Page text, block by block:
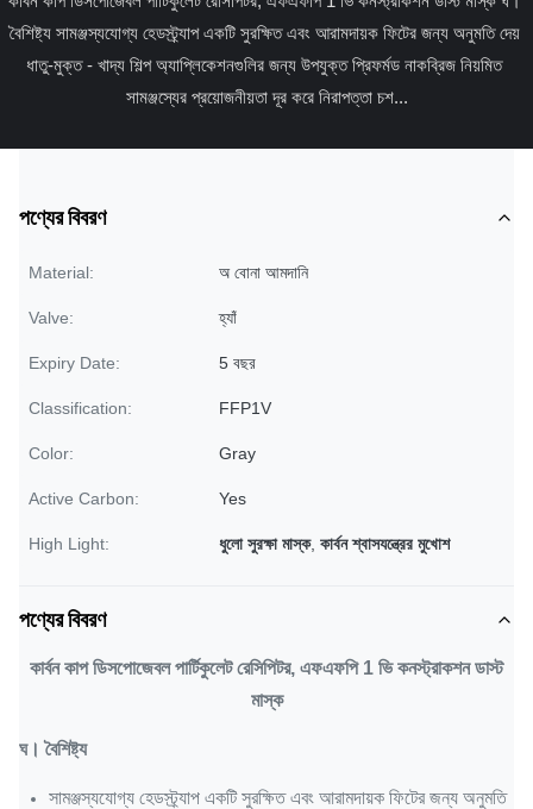
বৈশিষ্ট্য সামঞ্জস্যযোগ্য হেডস্ট্র্যাপ একটি সুরক্ষিত এবং আরামদায়ক ফিটের জন্য অনুমতি দেয়
ধাতু-মুক্ত - খাদ্য শিল্প অ্যাপ্লিকেশনগুলির জন্য উপযুক্ত প্রিফর্মড নাকব্রিজ নিয়মিত
সামঞ্জস্যের প্রয়োজনীয়তা দূর করে নিরাপত্তা চশ...
পণ্যের বিবরণ
Material: অ বোনা আমদানি
Valve: হ্যাঁ
Expiry Date: 5 বছর
Classification: FFP1V
Color: Gray
Active Carbon: Yes
High Light: ধুলো সুরক্ষা মাস্ক, কার্বন শ্বাসযন্ত্রের মুখোশ
পণ্যের বিবরণ
কার্বন কাপ ডিসপোজেবল পার্টিকুলেট রেসিপিটর, এফএফপি 1 ভি কনস্ট্রাকশন ডাস্ট
মাস্ক
ঘ। বৈশিষ্ট্য
সামঞ্জস্যযোগ্য হেডস্ট্র্যাপ একটি সুরক্ষিত এবং আরামদায়ক ফিটের জন্য অনুমতি